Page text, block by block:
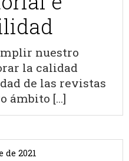
nuestro
la calidad
de las revistas
ámbito [...]
de 2021